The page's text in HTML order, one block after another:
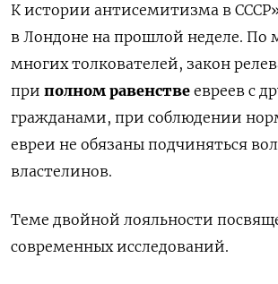
К истории антисемитизма в
в Лондоне на прошлой неделе. По
многих толкователей, закон
при полном равенстве евреев с
гражданами, при соблюдении
евреи не обязаны подчиняться
властелинов.
Теме двойной лояльности
современных исследований.